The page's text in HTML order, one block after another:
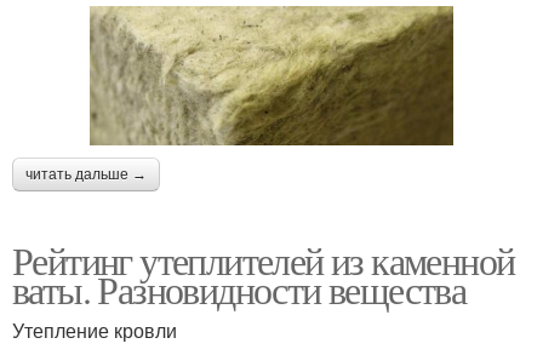
читать дальше →
Рейтинг утеплителей из каменной
ваты. Разновидности вещества
Утепление кровли